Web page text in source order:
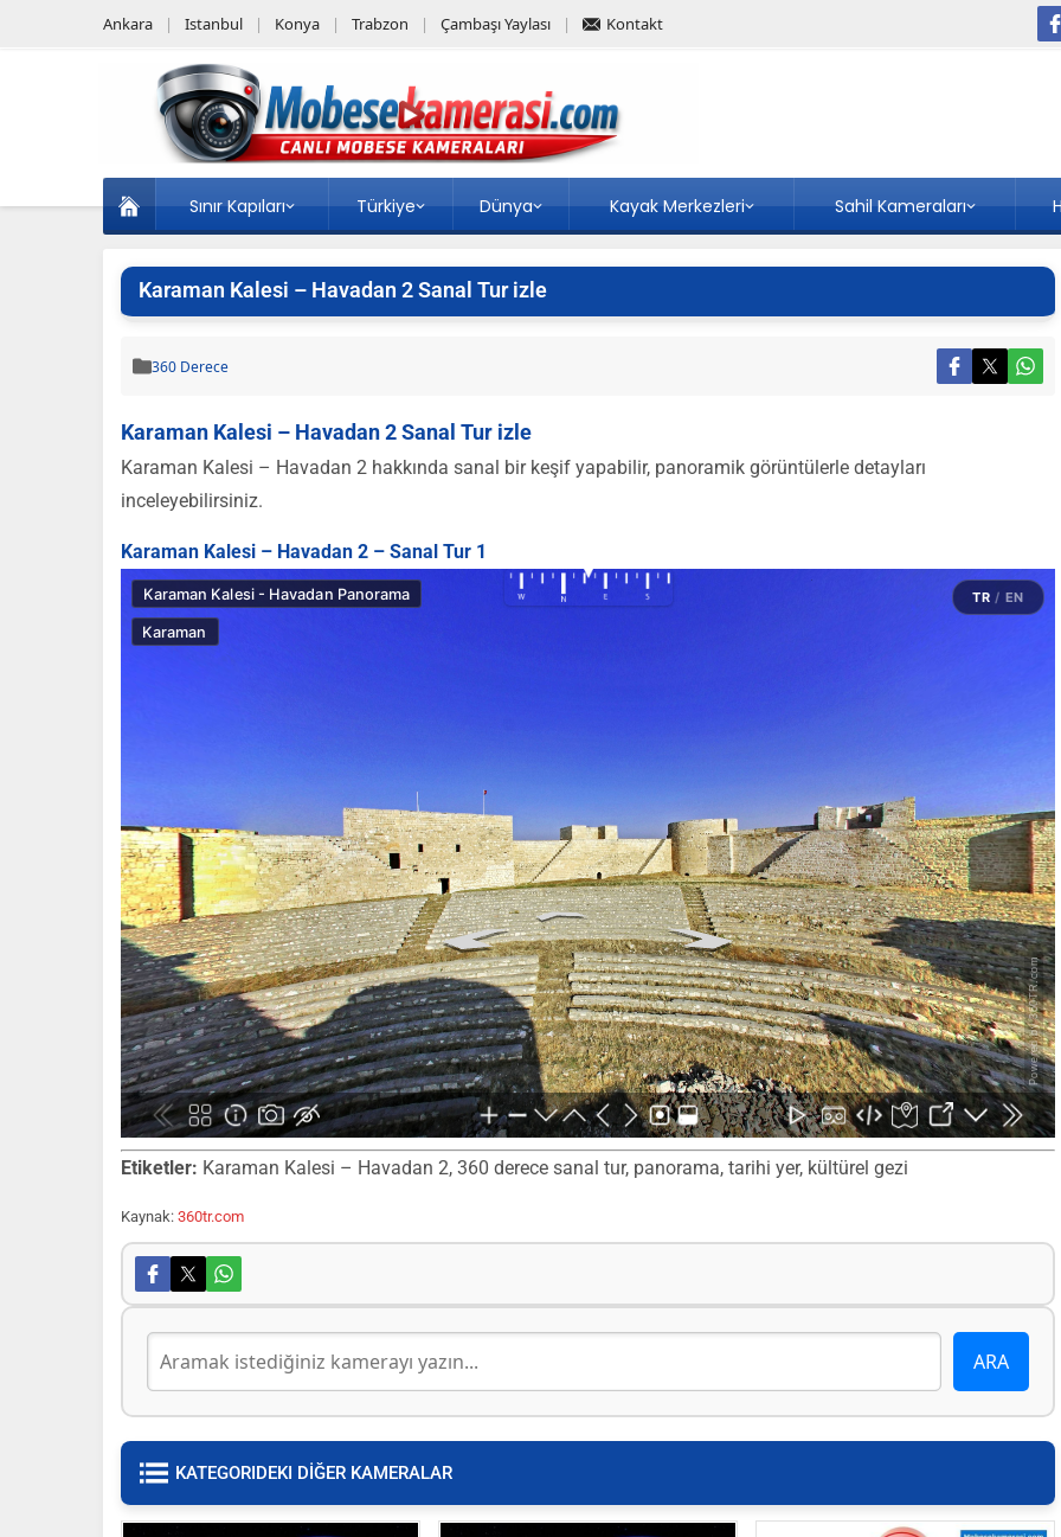
Ankara Istanbul Konya Trabzon Çambaşı Yaylası Kontakt
Sınır Kapıları Türkiye Dünya Kayak Merkezleri Sahil Kameraları
Karaman Kalesi – Havadan 2 Sanal Tur izle
360 Derece
Karaman Kalesi – Havadan 2 Sanal Tur izle
Karaman Kalesi – Havadan 2 hakkında sanal bir keşif yapabilir, panoramik görüntülerle detayları
inceleyebilirsiniz.
Karaman Kalesi – Havadan 2 – Sanal Tur 1
Etiketler: Karaman Kalesi – Havadan 2, 360 derece sanal tur, panorama, tarihi yer, kültürel gezi
Kaynak: 360tr.com
KATEGORIDEKI DİĞER KAMERALAR